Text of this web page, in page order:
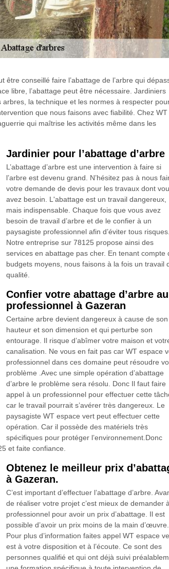
conseillé faire l’abattage de l’arbre qui
libre, l’abattage peut être nécessaire. Jardiniers
la technique et les normes à respecter
que nous faisons avec fiabilité. Chez WT
qui maîtrise les activités même dans les
Jardinier pour l’abattage d’arbre
L’abattage d’arbre est une intervention à faire si
l’arbre est devenu grand. N’hésitez pas à nous
votre demande de devis pour les travaux dont
avez besoin. L'abattage est un travail dangereux,
mais indispensable. Chaque fois que vous avez
besoin de travail d’arbre et de le confier à un
paysagiste professionnel afin d’éviter tous risques.
Notre entreprise sur 78125 propose ainsi des
services en abattage pas cher. En tenant compte
budgets moyens, nous faisons à la fois un travail
qualité.
Confier votre abattage d’arbre au
professionnel à Gazeran
Certaine arbre devient dangereux à cause de son
hauteur et son dimension et qui perturbe son
entourage. Il risque d’abîmer votre maison et
canalisation. Ne vous en fait pas car WT espace
professionnel dans ces domaine peut résoudre
problème .Avec une simple opération d’abattage
d’arbre le problème sera résolu. Donc Il faut faire
appel à un professionnel pour effectuer cette
car le travail pourrait s’avérer très dangereux. Le
paysagiste WT espace vert peut effectuer cette
opération. Car il possède des matériels très
spécifiques pour protéger l’environnement.Donc
et faite confiance.
Obtenez le meilleur prix
à Gazeran.
C’est important d’effectuer l’abattage d’arbre.
de réaliser votre projet c’est mieux de demander
professionnel pour avoir un prix d’abattage. Il est
possible d’avoir un prix moins de la main d’œuvre.
Pour plus d’information faites appel WT espace
est à votre disposition et à l’écoute. Ce sont des
personnes qualifié et qui ont déjà suivi